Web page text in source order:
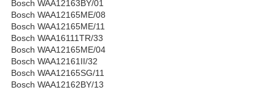
Bosch WAA12163BY/01
Bosch WAA12165ME/08
Bosch WAA12165ME/11
Bosch WAA16111TR/33
Bosch WAA12165ME/04
Bosch WAA12161II/32
Bosch WAA12165SG/11
Bosch WAA12162BY/13